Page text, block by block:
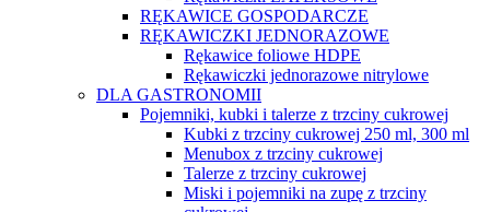
RĘKAWICE GOSPODARCZE
RĘKAWICZKI JEDNORAZOWE
Rękawice foliowe HDPE
Rękawiczki jednorazowe nitrylowe
DLA GASTRONOMII
Pojemniki, kubki i talerze z trzciny cukrowej
Kubki z trzciny cukrowej 250 ml, 300 ml
Menubox z trzciny cukrowej
Talerze z trzciny cukrowej
Miski i pojemniki na zupę z trzciny